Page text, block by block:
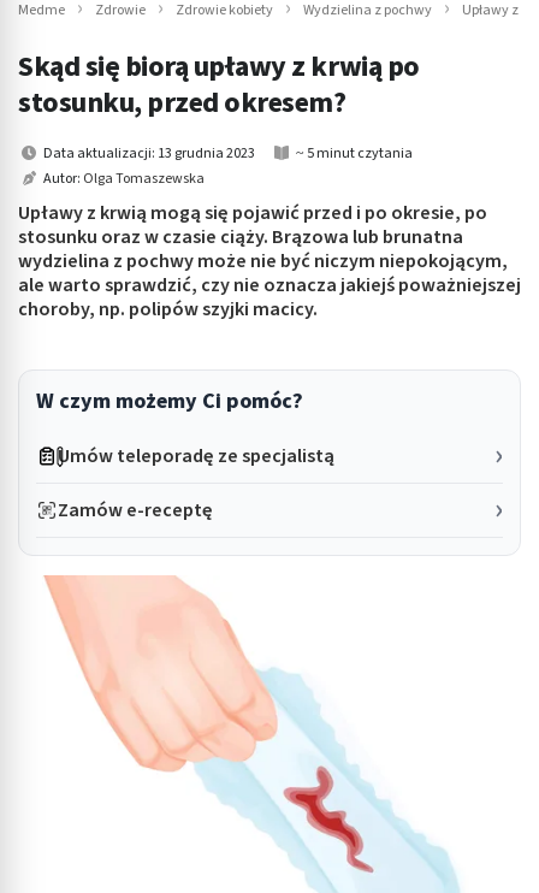
Medme Zdrowie Zdrowie kobiety Wydzielina z pochwy Upławy z
Skąd się biorą upławy z krwią po
stosunku, przed okresem?
Data aktualizacji: 13 grudnia 2023
~ 5 minut czytania
Autor: Olga Tomaszewska
Upławy z krwią mogą się pojawić przed i po okresie, po
stosunku oraz w czasie ciąży. Brązowa lub brunatna
wydzielina z pochwy może nie być niczym niepokojącym,
ale warto sprawdzić, czy nie oznacza jakiejś poważniejszej
choroby, np. polipów szyjki macicy.
W czym możemy Ci pomóc?
Umów teleporadę ze specjalistą
Zamów e-receptę